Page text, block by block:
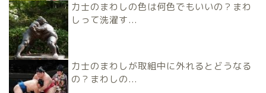
力士のまわしの色は何色でもいいの？まわ
しって洗濯す...
力士のまわしが取組中に外れるとどうなる
の？まわしの...